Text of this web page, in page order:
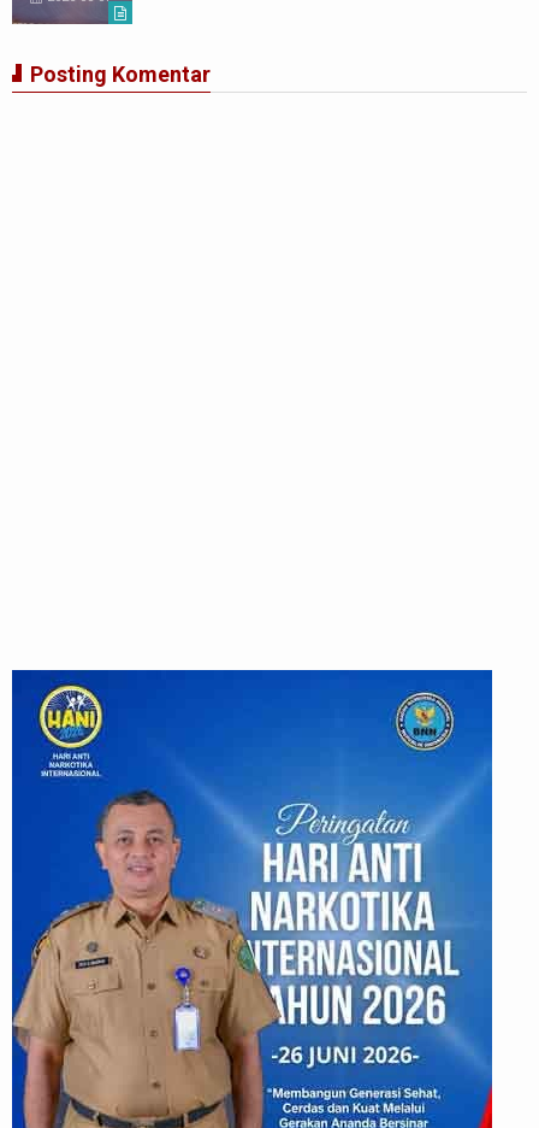
Posting Komentar